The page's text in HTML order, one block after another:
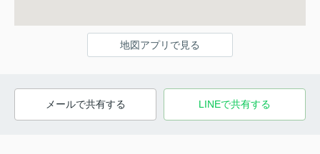
地図アプリで見る
メールで共有する LINEで共有する